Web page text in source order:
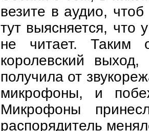
везите в аудио,
тут выясняется, что
не читает. Таким
королевский
получила от
микрофоны, и
Микрофоны
распорядитель